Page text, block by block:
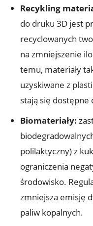
Recykling
do druku 3D jest
recyclowanych
na zmniejszenie
temu, materiały
uzyskiwane z
stają się dostępne
Biomateriały:
polilaktyczny) z
ograniczenia
środowisko.
zmniejsza emisję
paliw kopalnych.